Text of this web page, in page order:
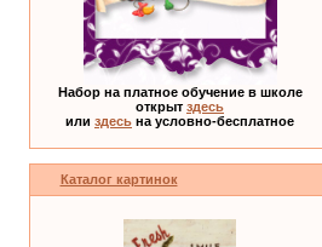
Набор на платное обучение в школе
открыт здесь
или здесь на условно-бесплатное
Каталог картинок